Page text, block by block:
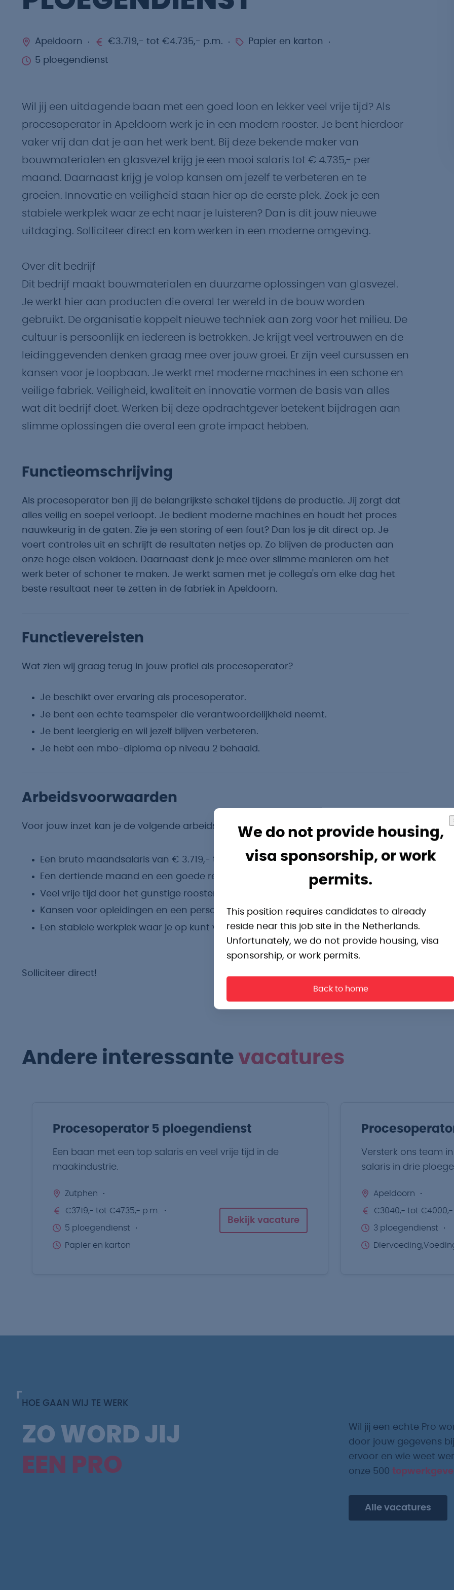
We do not provide housing,
visa sponsorship, or work
permits.
This position requires candidates to already
reside near this job site in the Netherlands.
Unfortunately, we do not provide housing, visa
sponsorship, or work permits.
Back to home
Apeldoorn €3.719,- tot €4.735,- p.m. Papier en karton
5 ploegendienst
Wil jij een uitdagende baan met een goed loon en lekker veel vrije tijd? Als
procesoperator in Apeldoorn werk je in een modern rooster. Je bent hierdoor
vaker vrij dan dat je aan het werk bent. Bij deze bekende maker van
bouwmaterialen en glasvezel krijg je een mooi salaris tot € 4.735,- per
maand. Daarnaast krijg je volop kansen om jezelf te verbeteren en te
groeien. Innovatie en veiligheid staan hier op de eerste plek. Zoek je een
stabiele werkplek waar ze echt naar je luisteren? Dan is dit jouw nieuwe
uitdaging. Solliciteer direct en kom werken in een moderne omgeving.
Over dit bedrijf
Dit bedrijf maakt bouwmaterialen en duurzame oplossingen van glasvezel.
Je werkt hier aan producten die overal ter wereld in de bouw worden
gebruikt. De organisatie koppelt nieuwe techniek aan zorg voor het milieu. De
cultuur is persoonlijk en iedereen is betrokken. Je krijgt veel vertrouwen en de
leidinggevenden denken graag mee over jouw groei. Er zijn veel cursussen en
kansen voor je loopbaan. Je werkt met moderne machines in een schone en
veilige fabriek. Veiligheid, kwaliteit en innovatie vormen de basis van alles
wat dit bedrijf doet. Werken bij deze opdrachtgever betekent bijdragen aan
slimme oplossingen die overal een grote impact hebben.
Functieomschrijving
Als procesoperator ben jij de belangrijkste schakel tijdens de productie. Jij zorgt dat
alles veilig en soepel verloopt. Je bedient moderne machines en houdt het proces
nauwkeurig in de gaten. Zie je een storing of een fout? Dan los je dit direct op. Je
voert controles uit en schrijft de resultaten netjes op. Zo blijven de producten aan
onze hoge eisen voldoen. Daarnaast denk je mee over slimme manieren om het
werk beter of schoner te maken. Je werkt samen met je collega's om elke dag het
beste resultaat neer te zetten in de fabriek in Apeldoorn.
Functievereisten
Wat zien wij graag terug in jouw profiel als procesoperator?
Je beschikt over ervaring als procesoperator.
Je bent een echte teamspeler die verantwoordelijkheid neemt.
Je bent leergierig en wil jezelf blijven verbeteren.
Je hebt een mbo-diploma op niveau 2 behaald.
Arbeidsvoorwaarden
Voor jouw inzet kan je de volgende arbeidsvoorwaarden verwachten:
Een bruto maandsalaris van € 3.719,- tot € 4.735,- inclusief ploegentoeslag.
Een dertiende maand en een goede regeling voor je pensioen.
Veel vrije tijd door het gunstige rooster in 5 ploegendienst.
Kansen voor opleidingen en een persoonlijk plan voor ontwikkeling.
Een stabiele werkplek waar je op kunt vertrouwen in Apeldoorn.
Solliciteer direct!
Andere interessante vacatures
Procesoperator 5 ploegendienst
Een baan met een top salaris en veel vrije tijd in de
maakindustrie.
Zutphen
€3719,- tot €4735,- p.m.
5 ploegendienst
Papier en karton
Bekijk vacature
Versterk ons team
salaris in drie
Apeldoorn
€3040,- tot €4000,-
3 ploegendienst
HOE GAAN WIJ TE WERK
ZO WORD JIJ
EEN PRO
Wil jij een echte Pro
door jouw gegevens
ervoor en wie weet
onze 500
Alle vacatures